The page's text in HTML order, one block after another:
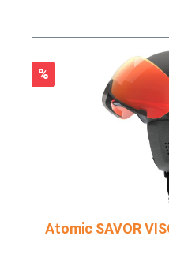
Rabatt
%
Atomic